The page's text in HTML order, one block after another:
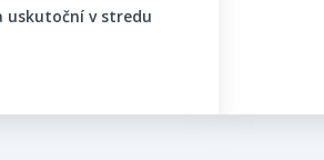
uskutoční v stredu